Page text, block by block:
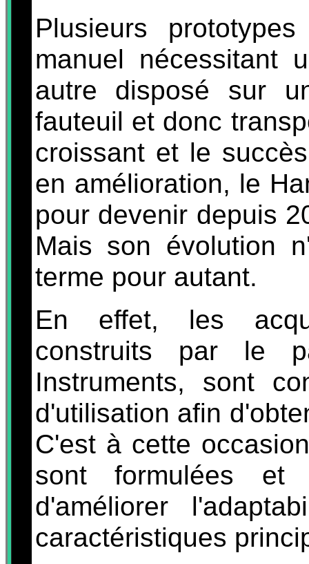
Plusieurs
manuel nécessitant
autre disposé sur
fauteuil et donc
croissant et le
en amélioration, le
pour devenir depuis
Mais son évolution
terme pour autant.
En effet, les
construits par le
Instruments, sont
d'utilisation afin
C'est à cette
sont formulées
d'améliorer
caractéristiques